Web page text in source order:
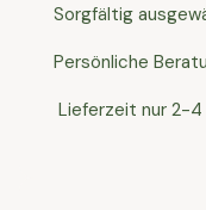
Sorgfältig
Persönliche
Lieferzeit nur 2-